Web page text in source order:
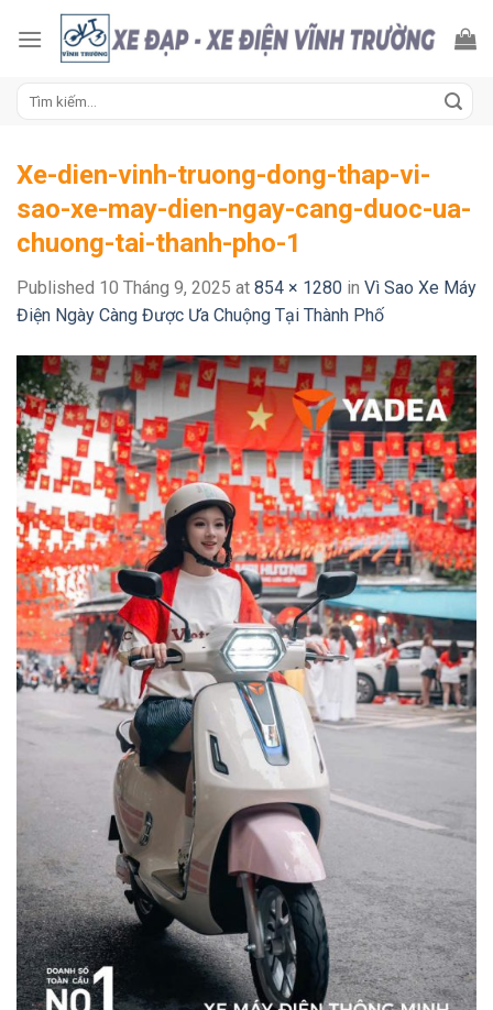
Xe-dien-vinh-truong-dong-thap-vi-
sao-xe-may-dien-ngay-cang-duoc-ua-
chuong-tai-thanh-pho-1
Published 10 Tháng 9, 2025 at 854 × 1280 in Vì Sao Xe Máy
Điện Ngày Càng Được Ưa Chuộng Tại Thành Phố